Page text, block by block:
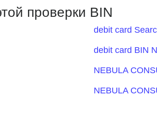
проверки BIN
debit card
debit card BIN
NEBULA
NEBULA